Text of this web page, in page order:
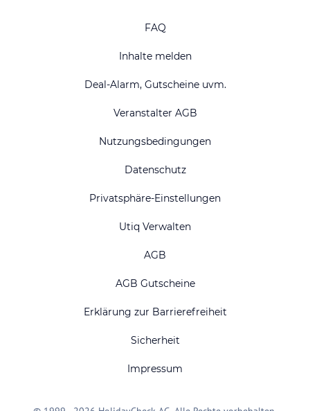
FAQ
Inhalte melden
Deal-Alarm, Gutscheine uvm.
Veranstalter AGB
Nutzungsbedingungen
Datenschutz
Privatsphäre-Einstellungen
Utiq Verwalten
AGB
AGB Gutscheine
Erklärung zur Barrierefreiheit
Sicherheit
Impressum